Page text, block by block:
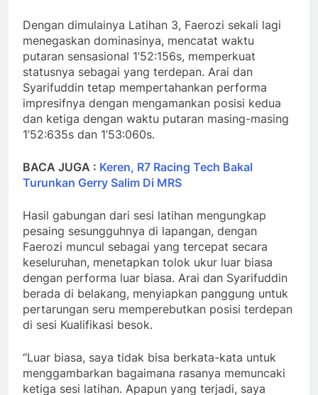
Dengan dimulainya Latihan 3, Faerozi sekali lagi
menegaskan dominasinya, mencatat waktu
putaran sensasional 1’52:156s, memperkuat
statusnya sebagai yang terdepan. Arai dan
Syarifuddin tetap mempertahankan performa
impresifnya dengan mengamankan posisi kedua
dan ketiga dengan waktu putaran masing-masing
1’52:635s dan 1’53:060s.
BACA JUGA : Keren, R7 Racing Tech Bakal
Turunkan Gerry Salim Di MRS
Hasil gabungan dari sesi latihan mengungkap
pesaing sesungguhnya di lapangan, dengan
Faerozi muncul sebagai yang tercepat secara
keseluruhan, menetapkan tolok ukur luar biasa
dengan performa luar biasa. Arai dan Syarifuddin
berada di belakang, menyiapkan panggung untuk
pertarungan seru memperebutkan posisi terdepan
di sesi Kualifikasi besok.
“Luar biasa, saya tidak bisa berkata-kata untuk
menggambarkan bagaimana rasanya memuncaki
ketiga sesi latihan. Apapun yang terjadi, saya